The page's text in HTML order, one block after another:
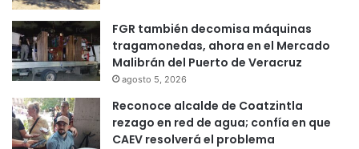
FGR también decomisa máquinas
tragamonedas, ahora en el Mercado
Malibrán del Puerto de Veracruz
agosto 5, 2026
Reconoce alcalde de Coatzintla
rezago en red de agua; confía en que
CAEV resolverá el problema